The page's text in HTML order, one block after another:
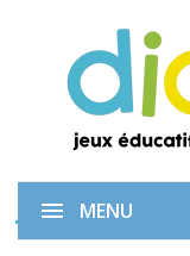
MENU
Jungle